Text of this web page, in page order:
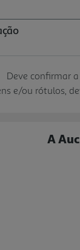
Deve confirmar
e/ou rótulos,
A